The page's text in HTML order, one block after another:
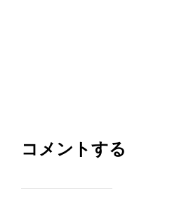
コメントする